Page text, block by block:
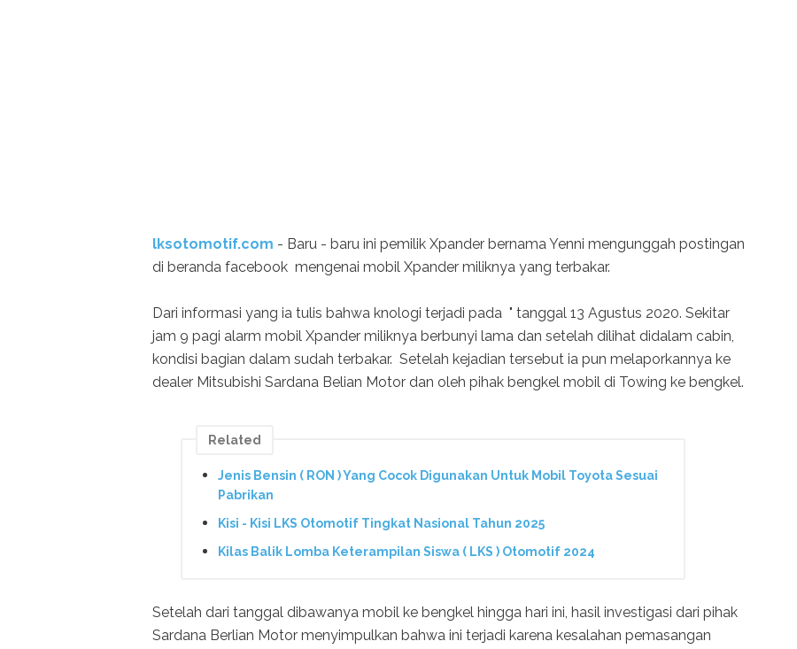
lksotomotif.com - Baru - baru ini pemilik Xpander bernama Yenni mengunggah postingan
di beranda facebook mengenai mobil Xpander miliknya yang terbakar.
Dari informasi yang ia tulis bahwa knologi terjadi pada " tanggal 13 Agustus 2020. Sekitar
jam 9 pagi alarm mobil Xpander miliknya berbunyi lama dan setelah dilihat didalam cabin,
kondisi bagian dalam sudah terbakar. Setelah kejadian tersebut ia pun melaporkannya ke
dealer Mitsubishi Sardana Belian Motor dan oleh pihak bengkel mobil di Towing ke bengkel.
Related
Jenis Bensin ( RON ) Yang Cocok Digunakan Untuk Mobil Toyota Sesuai
Pabrikan
Kisi - Kisi LKS Otomotif Tingkat Nasional Tahun 2025
Kilas Balik Lomba Keterampilan Siswa ( LKS ) Otomotif 2024
Setelah dari tanggal dibawanya mobil ke bengkel hingga hari ini, hasil investigasi dari pihak
Sardana Berlian Motor menyimpulkan bahwa ini terjadi karena kesalahan pemasangan